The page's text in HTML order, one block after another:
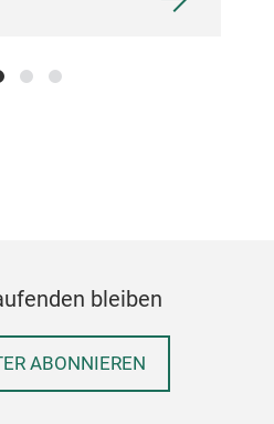
bleiben
ABONNIEREN